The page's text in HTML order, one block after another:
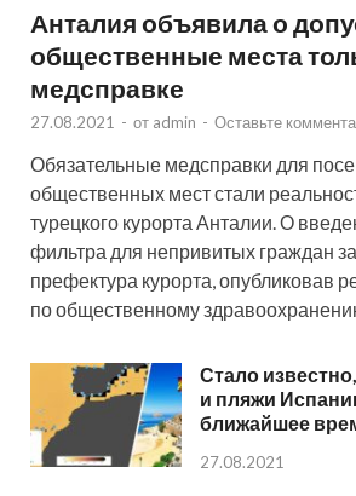
Анталия объявила о
общественные места
медсправке
27.08.2021 - от admin - Оставьте
Обязательные медсправки для
общественных мест стали
турецкого курорта Анталии. О
фильтра для непривитых граждан
префектура курорта, опубликовав
по общественному
Стало
и пляжи
ближайшее
27.08.2021